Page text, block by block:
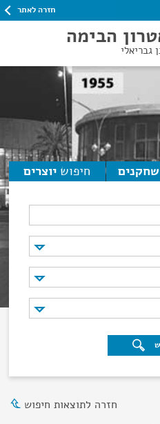
חזרה לאתר
הבימה
גבריאלי
שחקנים חיפוש יוצרים
חזרה לתוצאות חיפוש